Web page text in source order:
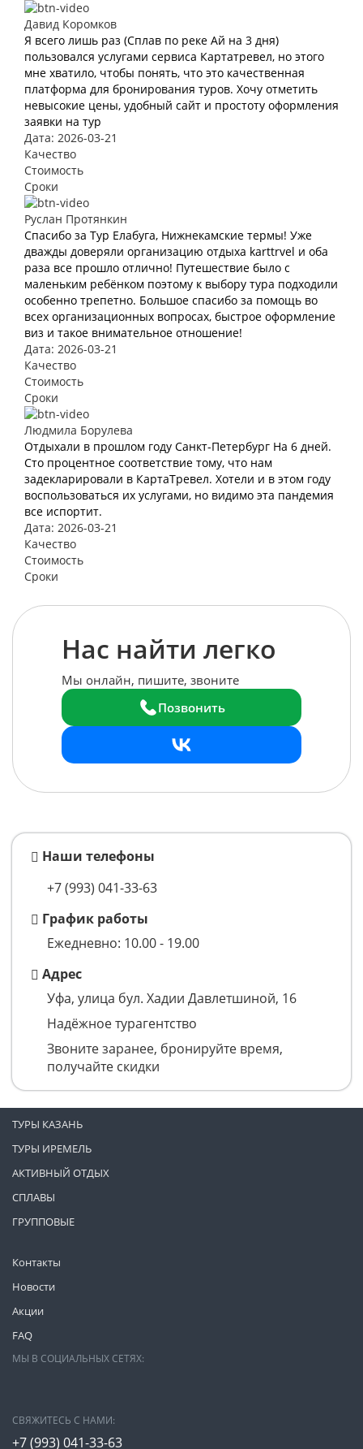
Давид Коромков
Я всего лишь раз (Сплав по реке Ай на 3 дня)
пользовался услугами сервиса Картатревел, но этого
мне хватило, чтобы понять, что это качественная
платформа для бронирования туров. Хочу отметить
невысокие цены, удобный сайт и простоту оформления
заявки на тур
Дата: 2026-03-21
Качество
Стоимость
Сроки
Руслан Протянкин
Спасибо за Тур Елабуга, Нижнекамские термы! Уже
дважды доверяли организацию отдыха karttrvel и оба
раза все прошло отлично! Путешествие было с
маленьким ребёнком поэтому к выбору тура подходили
особенно трепетно. Большое спасибо за помощь во
всех организационных вопросах, быстрое оформление
виз и такое внимательное отношение!
Дата: 2026-03-21
Качество
Стоимость
Сроки
Людмила Борулева
Отдыхали в прошлом году Санкт-Петербург На 6 дней.
Сто процентное соответствие тому, что нам
задекларировали в КартаТревел. Хотели и в этом году
воспользоваться их услугами, но видимо эта пандемия
все испортит.
Дата: 2026-03-21
Качество
Стоимость
Сроки
Нас найти легко
Мы онлайн, пишите, звоните
Позвонить
Наши телефоны
+7 (993) 041-33-63
График работы
Ежедневно: 10.00 - 19.00
Адрес
Уфа, улица бул. Хадии Давлетшиной, 16
Надёжное турагентство
Звоните заранее, бронируйте время,
получайте скидки
Контакты
Новости
Акции
FAQ
ТУРЫ КАЗАНЬ
ТУРЫ ИРЕМЕЛЬ
АКТИВНЫЙ ОТДЫХ
СПЛАВЫ
ГРУППОВЫЕ
МЫ В СОЦИАЛЬНЫХ СЕТЯХ:
СВЯЖИТЕСЬ С НАМИ:
+7 (993) 041-33-63